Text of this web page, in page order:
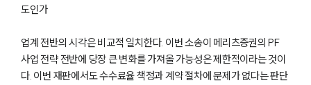
도인가
업계 전반의 시각은 비교적 일치한다. 이번 소송이 메리츠증권의 PF
사업 전략 전반에 당장 큰 변화를 가져올 가능성은 제한적이라는 것이
다. 이번 재판에서도 수수료율 책정과 계약 절차에 문제가 없다는 판단